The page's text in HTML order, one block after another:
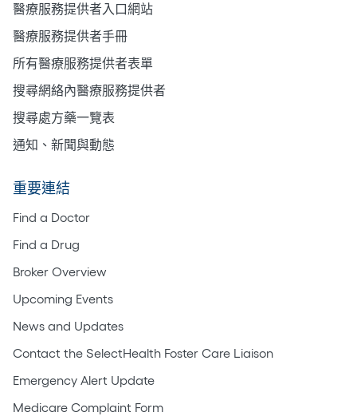
醫療服務提供者入口網站
醫療服務提供者手冊
所有醫療服務提供者表單
搜尋網絡內醫療服務提供者
搜尋處方藥一覽表
通知、新聞與動態
重要連結
Find a Doctor
Find a Drug
Broker Overview
Upcoming Events
News and Updates
Contact the SelectHealth Foster Care Liaison
Emergency Alert Update
Medicare Complaint Form